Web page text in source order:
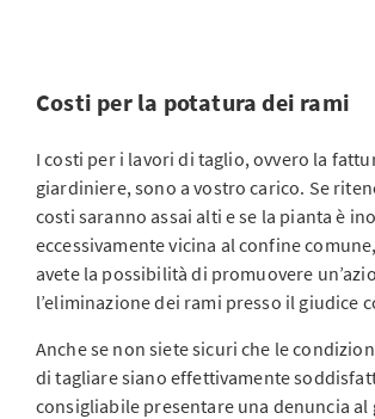
Costi per la potatura dei rami
I costi per i lavori di taglio, ovvero la
giardiniere, sono a vostro carico. Se
costi saranno assai alti e se la pianta è
eccessivamente vicina al confine
avete la possibilità di promuovere
l’eliminazione dei rami presso il giudice
Anche se non siete sicuri che le
di tagliare siano effettivamente
consigliabile presentare una denuncia al